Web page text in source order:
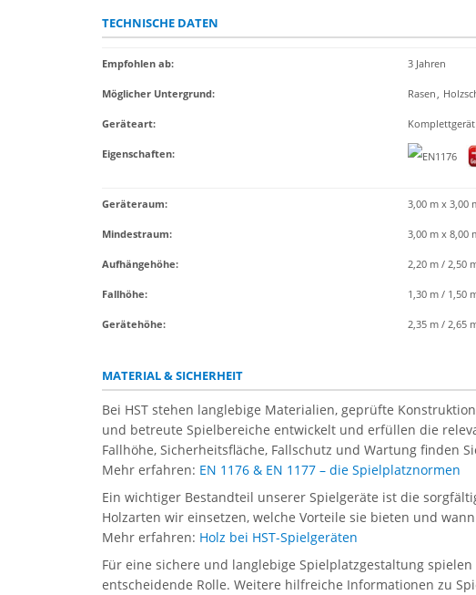
TECHNISCHE DATEN
Empfohlen ab: 3 Jahren
Möglicher Untergrund: Rasen,
Geräteart: Komplettgerät
Eigenschaften:
Geräteraum: 3,00 m x 3,00
Mindestraum: 3,00 m x 8,00
Aufhängehöhe: 2,20 m / 2,50
Fallhöhe: 1,30 m / 1,50
Gerätehöhe: 2,35 m / 2,65
MATERIAL & SICHERHEIT
Bei HST stehen langlebige Materialien, geprüfte
und betreute Spielbereiche entwickelt und erfüllen die
Fallhöhe, Sicherheitsfläche, Fallschutz und Wartung finden
Mehr erfahren: EN 1176 & EN 1177 – die Spielplatznormen
Ein wichtiger Bestandteil unserer Spielgeräte ist die
Holzarten wir einsetzen, welche Vorteile sie bieten und
Mehr erfahren: Holz bei HST-Spielgeräten
Für eine sichere und langlebige Spielplatzgestaltung
entscheidende Rolle. Weitere hilfreiche Informationen zu